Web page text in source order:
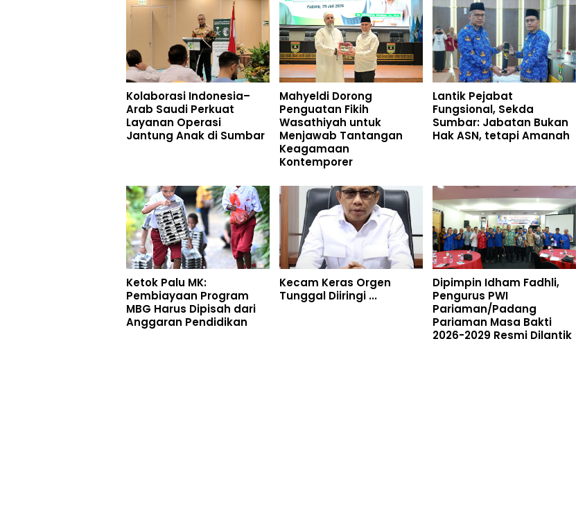
Kolaborasi Indonesia–
Arab Saudi Perkuat
Layanan Operasi
Jantung Anak di Sumbar
Mahyeldi Dorong
Penguatan Fikih
Wasathiyah untuk
Menjawab Tantangan
Keagamaan
Kontemporer
Lantik Pejabat
Fungsional, Sekda
Sumbar: Jabatan Bukan
Hak ASN, tetapi Amanah
Ketok Palu MK:
Pembiayaan Program
MBG Harus Dipisah dari
Anggaran Pendidikan
Kecam Keras Orgen
Tunggal Diiringi ...
Dipimpin Idham Fadhli,
Pengurus PWI
Pariaman/Padang
Pariaman Masa Bakti
2026-2029 Resmi Dilantik